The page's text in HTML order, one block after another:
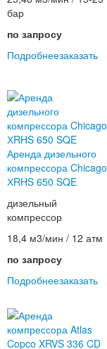
бар
по запросу
Подробнеезаказать
Аренда дизельного
компрессора Chicago
ХRHS 650 SQE
дизельный
компрессор
18,4 м3/мин / 12 атм
по запросу
Подробнеезаказать